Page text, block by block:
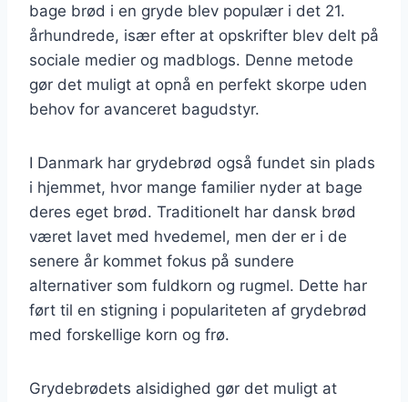
bage brød i en gryde blev populær i det 21.
århundrede, især efter at opskrifter blev delt på
sociale medier og madblogs. Denne metode
gør det muligt at opnå en perfekt skorpe uden
behov for avanceret bagudstyr.
I Danmark har grydebrød også fundet sin plads
i hjemmet, hvor mange familier nyder at bage
deres eget brød. Traditionelt har dansk brød
været lavet med hvedemel, men der er i de
senere år kommet fokus på sundere
alternativer som fuldkorn og rugmel. Dette har
ført til en stigning i populariteten af grydebrød
med forskellige korn og frø.
Grydebrødets alsidighed gør det muligt at